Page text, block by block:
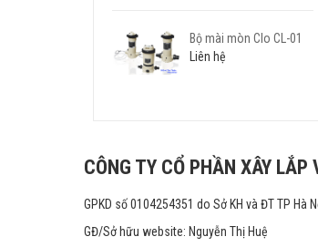
Bộ mài mòn Clo CL-01
Liên hệ
CÔNG TY CỔ PHẦN XÂY
GPKD số 0104254351 do Sở KH và ĐT TP Hà
GĐ/Sở hữu website: Nguyễn Thị Huệ